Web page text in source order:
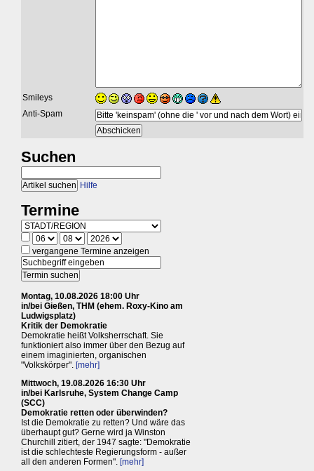
Smileys
Anti-Spam
Suchen
Hilfe
Termine
vergangene Termine anzeigen
Montag, 10.08.2026 18:00 Uhr
in/bei Gießen, THM (ehem. Roxy-Kino am
Ludwigsplatz)
Kritik der Demokratie
Demokratie heißt Volksherrschaft. Sie
funktioniert also immer über den Bezug auf
einem imaginierten, organischen
"Volkskörper". [mehr]
Mittwoch, 19.08.2026 16:30 Uhr
in/bei Karlsruhe, System Change Camp
(SCC)
Demokratie retten oder überwinden?
Ist die Demokratie zu retten? Und wäre das
überhaupt gut? Gerne wird ja Winston
Churchill zitiert, der 1947 sagte: "Demokratie
ist die schlechteste Regierungsform - außer
all den anderen Formen". [mehr]